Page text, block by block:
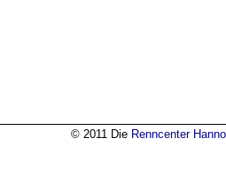
© 2011 Die Renncenter